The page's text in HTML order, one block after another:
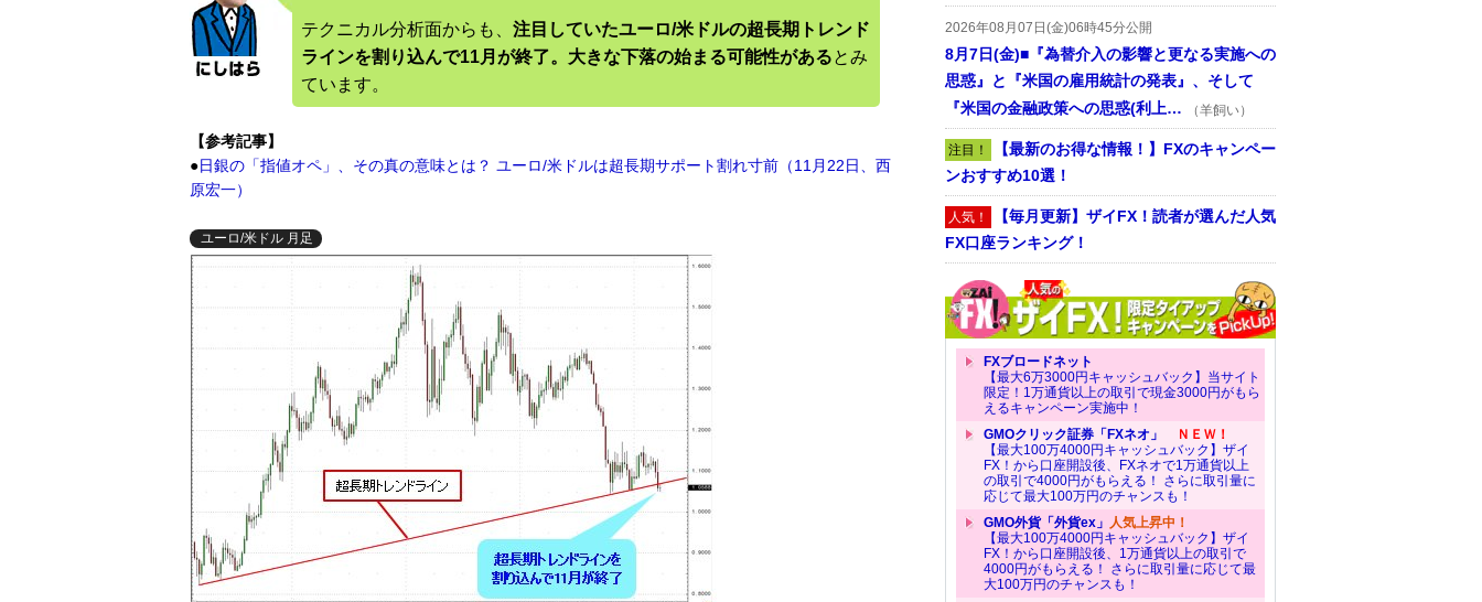
テクニカル分析面からも、 注目していたユーロ/米ドルの超長期トレンド
ラインを割り込んで11月が終了。大きな下落の始まる可能性があるとみ
ています。
【参考記事】
●日銀の「指値オペ」、その真の意味とは？ ユーロ/米ドルは超長期サポート割れ寸前（11月22日、西
原宏一）
ユーロ/米ドル 月足
2026年08月07日(金)06時45分公開
8月7日(金)■『為替介入の影響と更なる実施への
思惑』と『米国の雇用統計の発表』、そして
『米国の金融政策への思惑(利上…
（羊飼い）
注目！ 【最新のお得な情報！】FXのキャンペー
ンおすすめ10選！
人気！ 【毎月更新】ザイFX！読者が選んだ人気
FX口座ランキング！
FXブロードネット
【最大6万3000円キャッシュバック】当サイト
限定！1万通貨以上の取引で現金3000円がもら
えるキャンペーン実施中！
GMOクリック証券「FXネオ」
ＮＥＷ！
【最大100万4000円キャッシュバック】ザイ
FX！から口座開設後、FXネオで1万通貨以上
の取引で4000円がもらえる！ さらに取引量に
応じて最大100万円のチャンスも！
GMO外貨「外貨ex」 人気上昇中！
【最大100万4000円キャッシュバック】ザイ
FX！から口座開設後、1万通貨以上の取引で
4000円がもらえる！ さらに取引量に応じて最
大100万円のチャンスも！